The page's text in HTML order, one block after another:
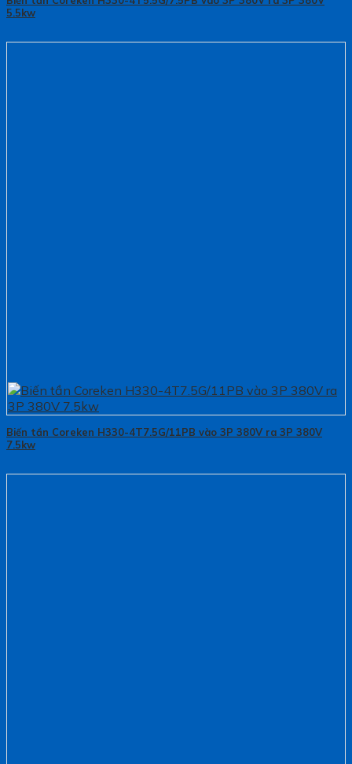
5.5kw
Biến tần Coreken H330-4T7.5G/11PB vào 3P 380V ra 3P 380V
7.5kw